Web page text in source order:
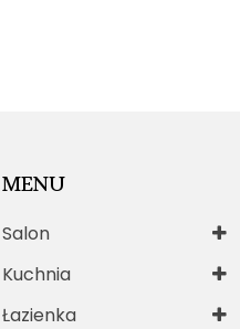
MENU
Salon
Kuchnia
Łazienka